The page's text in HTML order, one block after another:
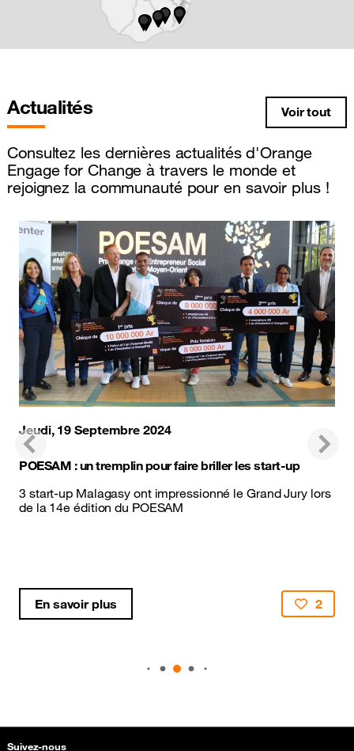
Actualités Voir tout
Consultez les dernières actualités d'Orange
Engage for Change à travers le monde et
rejoignez la communauté pour en savoir plus !
Précédent
Jeudi, 19 Septembre 2024
POESAM : un tremplin pour faire briller les start-up
3 start-up Malagasy ont impressionné le Grand Jury lors
de la 14e édition du POESAM
En savoir plus 2
Suivez-nous